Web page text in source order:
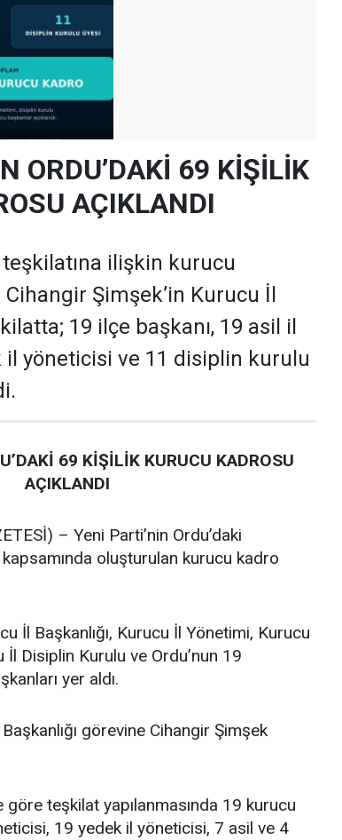
ORDU’DAKİ 69 KİŞİLİK
AÇIKLANDI
ilişkin kurucu
Şimşek’in Kurucu İl
19 ilçe başkanı, 19 asil il
il yöneticisi ve 11 disiplin kurulu
69 KİŞİLİK KURUCU KADROSU
AÇIKLANDI
– Yeni Parti’nin Ordu’daki
oluşturulan kurucu kadro
İl Başkanlığı, Kurucu İl Yönetimi, Kurucu
Disiplin Kurulu ve Ordu’nun 19
yer aldı.
görevine Cihangir Şimşek
göre teşkilat yapılanmasında 19 kurucu
19 yedek il yöneticisi, 7 asil ve 4